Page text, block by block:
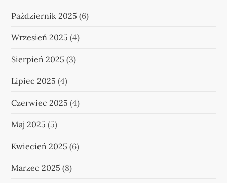
Październik 2025 (6)
Wrzesień 2025 (4)
Sierpień 2025 (3)
Lipiec 2025 (4)
Czerwiec 2025 (4)
Maj 2025 (5)
Kwiecień 2025 (6)
Marzec 2025 (8)